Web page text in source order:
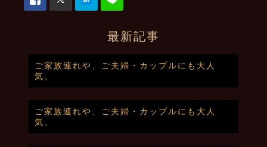
最新記事
ご家族連れや、ご夫婦・カップルにも大人
気。
ご家族連れや、ご夫婦・カップルにも大人
気。